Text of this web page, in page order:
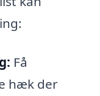
Få
hæk der